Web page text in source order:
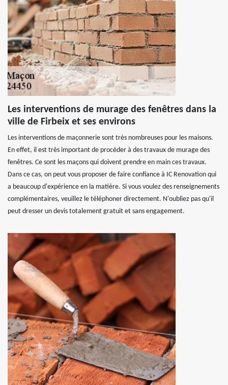
Les interventions de murage des fenêtres dans la
ville de Firbeix et ses environs
Les interventions de maçonnerie sont très nombreuses pour les maisons.
En effet, il est très important de procéder à des travaux de murage des
fenêtres. Ce sont les maçons qui doivent prendre en main ces travaux.
Dans ce cas, on peut vous proposer de faire confiance à IC Renovation qui
a beaucoup d'expérience en la matière. Si vous voulez des renseignements
complémentaires, veuillez le téléphoner directement. N'oubliez pas qu'il
peut dresser un devis totalement gratuit et sans engagement.